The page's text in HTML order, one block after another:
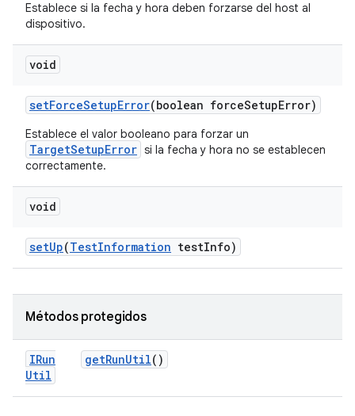
Establece si la fecha y hora deben forzarse del host al
dispositivo.
void
setForceSetupError(boolean forceSetupError)
Establece el valor booleano para forzar un
TargetSetupError si la fecha y hora no se establecen
correctamente.
void
setUp(TestInformation testInfo)
Métodos protegidos
IRun
Util
getRunUtil()